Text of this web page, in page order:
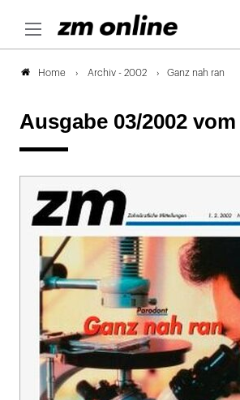
Home Archiv - 2002 Ganz nah ran
Ausgabe 03/2002 vom